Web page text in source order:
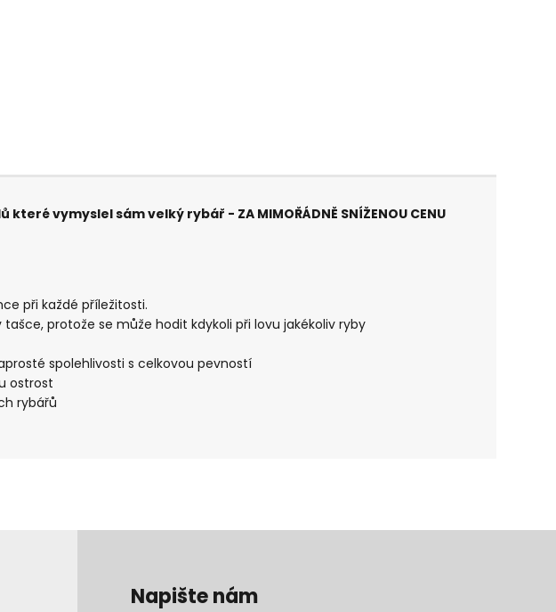
vymyslel sám velký rybář - ZA MIMOŘÁDNĚ SNÍŽENOU CENU
při každé příležitosti.
protože se může hodit kdykoli při lovu jakékoliv ryby
spolehlivosti s celkovou pevností
ostrost
rybářů
Napište nám